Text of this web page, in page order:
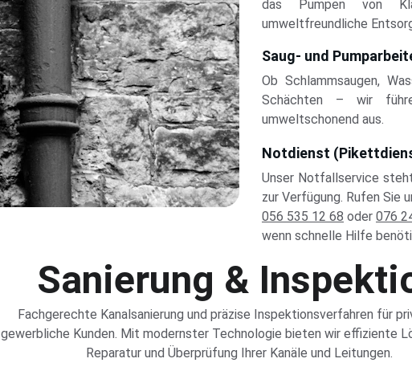
das Pumpen von
umweltfreundliche
Saug- und
Ob Schlammsaugen,
Schächten – wir
umweltschonend aus.
Notdienst
Unser Notfallservice
zur Verfügung. Rufen Sie
056 535 12 68 oder 076
wenn schnelle Hilfe
Sanierung &
Fachgerechte Kanalsanierung und präzise Inspektionsverfahren für
gewerbliche Kunden. Mit modernster Technologie bieten wir effiziente
Reparatur und Überprüfung Ihrer Kanäle und Leitungen.